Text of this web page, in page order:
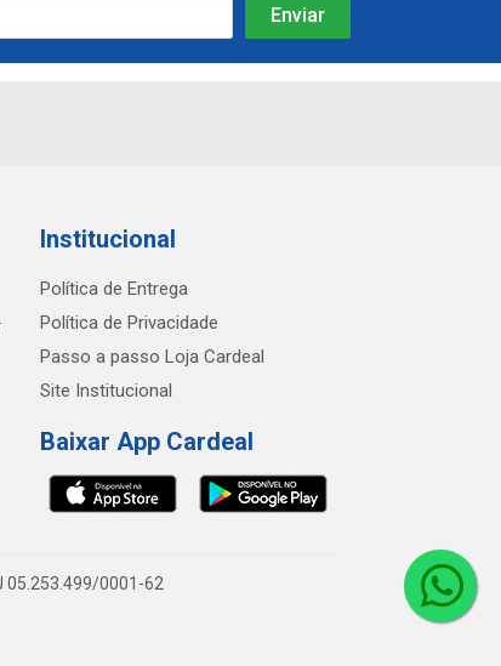
Institucional
Política de Entrega
Política de Privacidade
Passo a passo Loja Cardeal
Site Institucional
Baixar App Cardeal
05.253.499/0001-62